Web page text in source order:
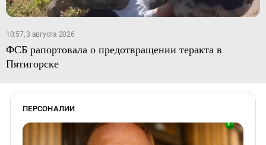
10:57, 3 августа 2026
ФСБ рапортовала о предотвращении теракта в
Пятигорске
ПЕРСОНАЛИИ